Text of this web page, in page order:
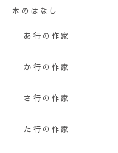
本のはなし
あ行の作家
か行の作家
さ行の作家
た行の作家